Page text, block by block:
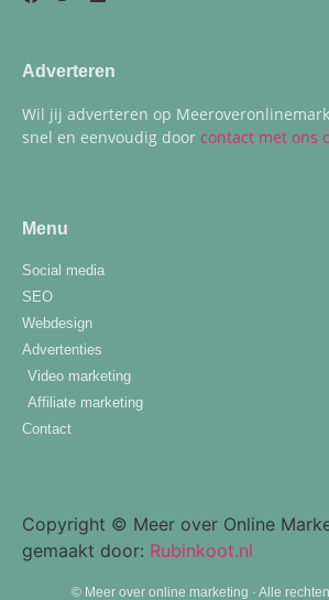
Adverteren
Wil jij adverteren op
snel en eenvoudig door contact met ons
Menu
Social media
SEO
Webdesign
Advertenties
Video marketing
Affiliate marketing
Contact
Copyright © Meer over Online
gemaakt door: Rubinkoot.nl
© Meer over online marketing · Alle